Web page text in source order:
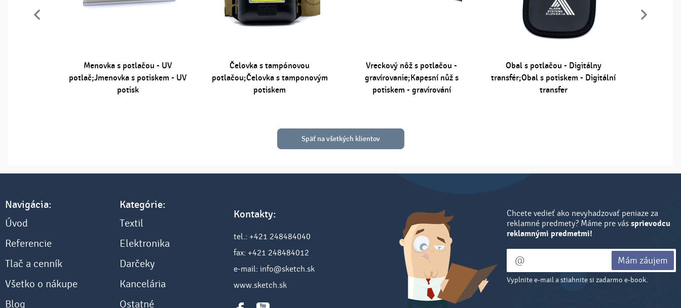
Menovka s potlačou - UV
potlač;Jmenovka s potiskem - UV
potisk
Čelovka s tampónovou
potlačou;Čelovka s tamponovým
potiskem
Vreckový nôž s potlačou -
gravírovanie;Kapesní nůž s
potiskem - gravírování
Obal s potlačou - Digitálny
transfér;Obal s potiskem - Digitální
transfer
Späť na všetkých klientov
Navigácia:
Úvod
Referencie
Tlač a cenník
Všetko o nákupe
Blog
Kategórie:
Textil
Elektronika
Darčeky
Kancelária
Ostatné
Kontakty:
tel.: +421 248484040
fax: +421 248484012
e-mail: info@sketch.sk
www.sketch.sk
Chcete vedieť ako nevyhadzovať peniaze za
reklamné predmety? Máme pre vás sprievodcu
reklamnými predmetmi!
Mám záujem
Vyplnite e-mail a stiahnite si zadarmo e-book.